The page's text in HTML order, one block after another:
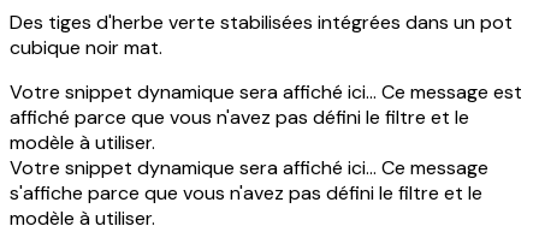
Des tiges d'herbe verte stabilisées intégrées dans un pot
cubique noir mat.
Votre snippet dynamique sera affiché ici... Ce message est
affiché parce que vous n'avez pas défini le filtre et le
modèle à utiliser.
Votre snippet dynamique sera affiché ici... Ce message
s'affiche parce que vous n'avez pas défini le filtre et le
modèle à utiliser.